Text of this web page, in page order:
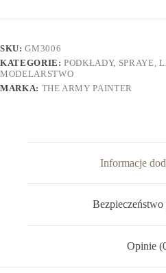
SKU:GM3006
KATEGORIE:PODKŁADY, SPRAYE,
MODELARSTWO
MARKA: THE ARMY PAINTER
Informacje
Opinie